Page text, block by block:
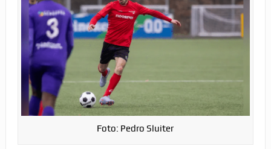
Foto: Pedro Sluiter